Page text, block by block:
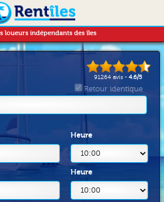
loueurs indépendants des îles
91264 avis -4.6/5
Retour identique
Heure
Heure